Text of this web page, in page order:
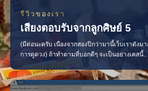
รีวิวของเรา
เสียงตอบรับจากลูกศิษย์ 5
(มีต่อนะครับ เนืองจากสองปีกว่ามานี้เว็บเราดังมา
การดูดวง) ถ้าทำตามที่บอกดีๆ จะเป็นอย่างเคส
แฟนกลับมา น้องคนนี้เด็กมาก ล้างดวงบ้านโดนข
เริ่ด… ล้างของ ผูกดวง รายงานความคืบหน้า แฟ
คาถาเข้า ถ้าแฟนไม่เจอเราจะตายให้ได้ 555 ขอ